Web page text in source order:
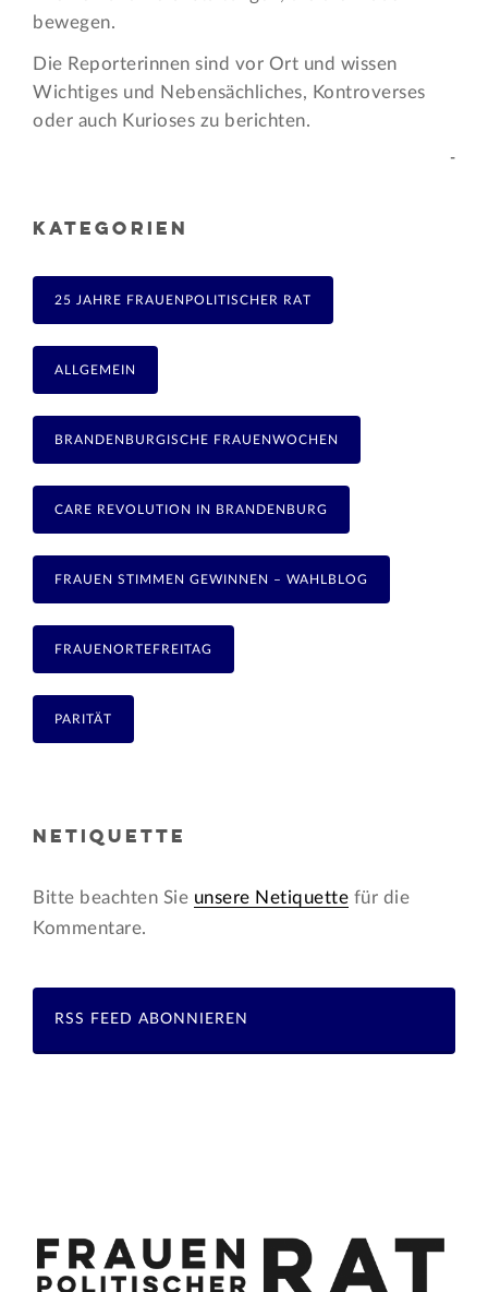
bewegen.
Die Reporterinnen sind vor Ort und wissen
Wichtiges und Nebensächliches, Kontroverses
oder auch Kurioses zu berichten.
-
KATEGORIEN
25 JAHRE FRAUENPOLITISCHER RAT
ALLGEMEIN
BRANDENBURGISCHE FRAUENWOCHEN
CARE REVOLUTION IN BRANDENBURG
FRAUEN STIMMEN GEWINNEN – WAHLBLOG
FRAUENORTEFREITAG
PARITÄT
NETIQUETTE
Bitte beachten Sie unsere Netiquette für die
Kommentare.
RSS FEED ABONNIEREN